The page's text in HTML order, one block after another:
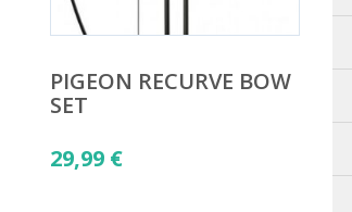
PIGEON RECURVE BOW
SET
29,99 €